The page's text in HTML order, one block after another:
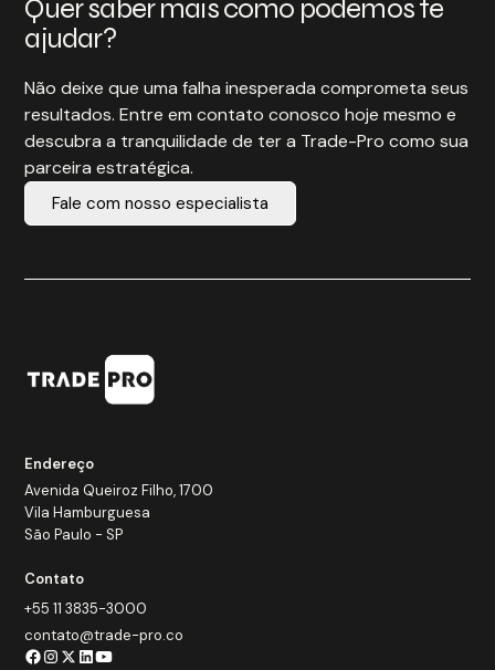
Quer saber mais como podemos te
ajudar?
Não deixe que uma falha inesperada comprometa seus
resultados. Entre em contato conosco hoje mesmo e
descubra a tranquilidade de ter a Trade-Pro como sua
parceira estratégica.
Fale com nosso especialista
Endereço
Avenida Queiroz Filho, 1700
Vila Hamburguesa
São Paulo - SP
Contato
+55 11 3835-3000
contato@trade-pro.co